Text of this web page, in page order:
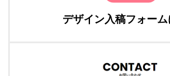
デザイン入稿フォー